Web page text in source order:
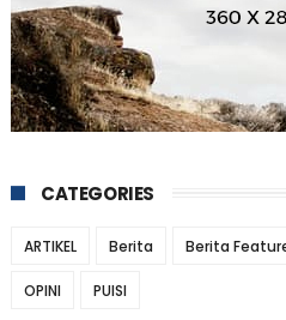
CATEGORIES
ARTIKEL Berita Berita
OPINI PUISI